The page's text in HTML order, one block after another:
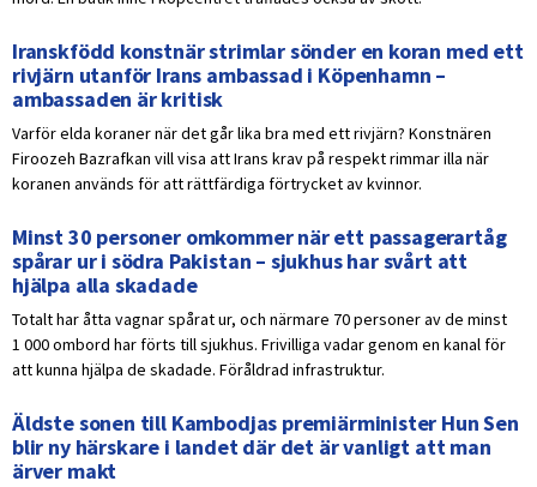
Iranskfödd konstnär strimlar sönder en koran med ett
rivjärn utanför Irans ambassad i Köpenhamn –
ambassaden är kritisk
Varför elda koraner när det går lika bra med ett rivjärn? Konstnären
Firoozeh Bazrafkan vill visa att Irans krav på respekt rimmar illa när
koranen används för att rättfärdiga förtrycket av kvinnor.
Minst 30 personer omkommer när ett passagerartåg
spårar ur i södra Pakistan – sjukhus har svårt att
hjälpa alla skadade
Totalt har åtta vagnar spårat ur, och närmare 70 personer av de minst
1 000 ombord har förts till sjukhus. Frivilliga vadar genom en kanal för
att kunna hjälpa de skadade. Föråldrad infrastruktur.
Äldste sonen till Kambodjas premiärminister Hun Sen
blir ny härskare i landet där det är vanligt att man
ärver makt